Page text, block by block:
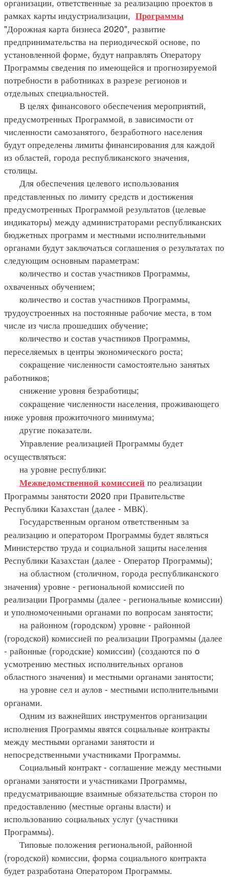
рамках карты индустриализации, Программы
"Дорожная карта бизнеса 2020", развитие
предпринимательства на периодической основе, по
установленной форме, будут направлять Оператору
Программы сведения по имеющейся и прогнозируемой
потребности в работниках в разрезе регионов и
отдельных специальностей.
В целях финансового обеспечения мероприятий,
предусмотренных Программой, в зависимости от
численности самозанятого, безработного населения
будут определены лимиты финансирования для каждой
из областей, города республиканского значения,
столицы.
Для обеспечения целевого использования
представленных по лимиту средств и достижения
предусмотренных Программой результатов (целевые
индикаторы) между администраторами республиканских
бюджетных программ и местными исполнительными
органами будут заключаться соглашения о результатах по
следующим основным параметрам:
количество и состав участников Программы,
охваченных обучением;
количество и состав участников Программы,
трудоустроенных на постоянные рабочие места, в том
числе из числа прошедших обучение;
количество и состав участников Программы,
переселяемых в центры экономического роста;
сокращение численности самостоятельно занятых
работников;
снижение уровня безработицы;
сокращение численности населения, проживающего
ниже уровня прожиточного минимума;
другие показатели.
Управление реализацией Программы будет
осуществляться:
на уровне республики:
Межведомственной комиссией по реализации
Программы занятости 2020 при Правительстве
Республики Казахстан (далее - МВК).
Государственным органом ответственным за
реализацию и оператором Программы будет являться
Министерство труда и социальной защиты населения
Республики Казахстан (далее - Оператор Программы);
на областном (столичном, города республиканского
значения) уровне - региональной комиссией по
реализации Программы (далее - региональные комиссии)
и уполномоченными органами по вопросам занятости;
на районном (городском) уровне - районной
(городской) комиссией по реализации Программы (далее
- районные (городские) комиссии) (создаются по o
усмотрению местных исполнительных органов
областного значения) и местными органами занятости;
на уровне сел и аулов - местными исполнительными
органами.
Одним из важнейших инструментов организации
исполнения Программы явятся социальные контракты
между местными органами занятости и
непосредственными участниками Программы.
Социальный контракт - соглашение между местными
органами занятости и участниками Программы,
предусматривающие взаимные обязательства сторон по
предоставлению (местные органы власти) и
использованию социальных услуг (участники
Программы).
Типовые положения региональной, районной
(городской) комиссии, форма социального контракта
будет разработана Оператором Программы.